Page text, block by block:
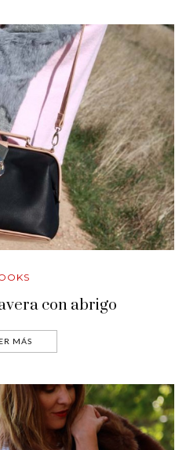
con abrigo
MÁS